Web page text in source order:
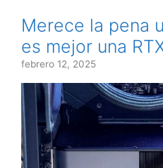
Merece la pena
es mejor una
febrero 12, 2025